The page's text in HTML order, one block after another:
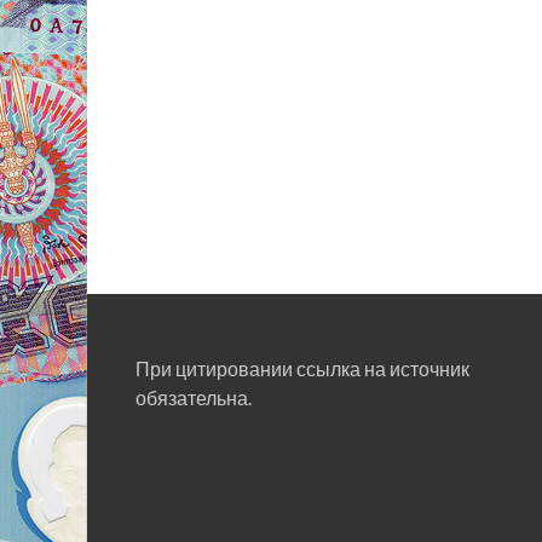
При цитировании ссылка на источник
обязательна.